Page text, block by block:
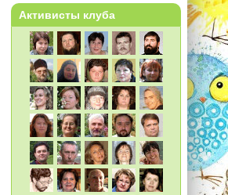
Активисты клуба